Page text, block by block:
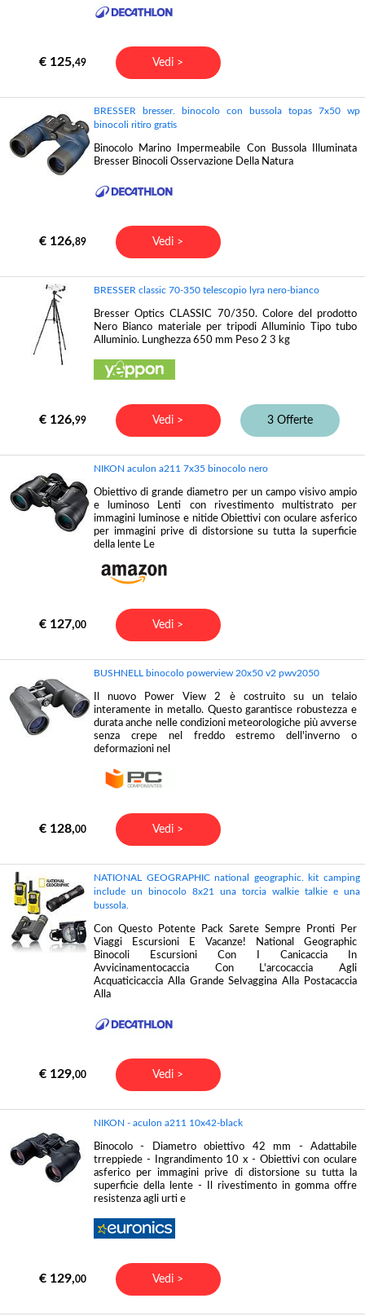
€ 125,49 Vedi >
BRESSER bresser. binocolo con bussola topas 7x50 wp
binocoli ritiro gratis
Binocolo Marino Impermeabile Con Bussola Illuminata
Bresser Binocoli Osservazione Della Natura
€ 126,89 Vedi >
BRESSER classic 70-350 telescopio lyra nero-bianco
Bresser Optics CLASSIC 70/350. Colore del prodotto
Nero Bianco materiale per tripodi Alluminio Tipo tubo
Alluminio. Lunghezza 650 mm Peso 2 3 kg
€ 126,99 Vedi > 3 Offerte
NIKON aculon a211 7x35 binocolo nero
Obiettivo di grande diametro per un campo visivo ampio
e luminoso Lenti con rivestimento multistrato per
immagini luminose e nitide Obiettivi con oculare asferico
per immagini prive di distorsione su tutta la superficie
della lente Le
€ 127,00 Vedi >
BUSHNELL binocolo powerview 20x50 v2 pwv2050
Il nuovo Power View 2 è costruito su un telaio
interamente in metallo. Questo garantisce robustezza e
durata anche nelle condizioni meteorologiche più avverse
senza crepe nel freddo estremo dell'inverno o
deformazioni nel
€ 128,00 Vedi >
NATIONAL GEOGRAPHIC national geographic. kit camping
include un binocolo 8x21 una torcia walkie talkie e una
bussola.
Con Questo Potente Pack Sarete Sempre Pronti Per
Viaggi Escursioni E Vacanze! National Geographic
Binocoli Escursioni Con I Canicaccia In
Avvicinamentocaccia Con L'arcocaccia Agli
Acquaticicaccia Alla Grande Selvaggina Alla Postacaccia
Alla
€ 129,00 Vedi >
NIKON - aculon a211 10x42-black
Binocolo - Diametro obiettivo 42 mm - Adattabile
trreppiede - Ingrandimento 10 x - Obiettivi con oculare
asferico per immagini prive di distorsione su tutta la
superficie della lente - Il rivestimento in gomma offre
resistenza agli urti e
€ 129,00 Vedi >